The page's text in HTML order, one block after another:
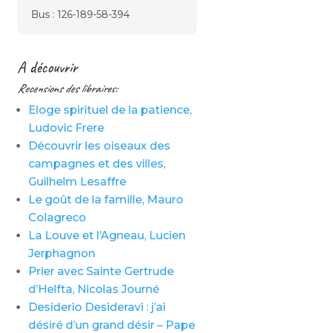
Bus : 126-189-58-394
A découvrir
Recensions des libraires:
Eloge spirituel de la patience,
Ludovic Frere
Découvrir les oiseaux des
campagnes et des villes,
Guilhelm Lesaffre
Le goût de la famille, Mauro
Colagreco
La Louve et l’Agneau, Lucien
Jerphagnon
Prier avec Sainte Gertrude
d’Helfta, Nicolas Journé
Desiderio Desideravi : j’ai
désiré d’un grand désir – Pape